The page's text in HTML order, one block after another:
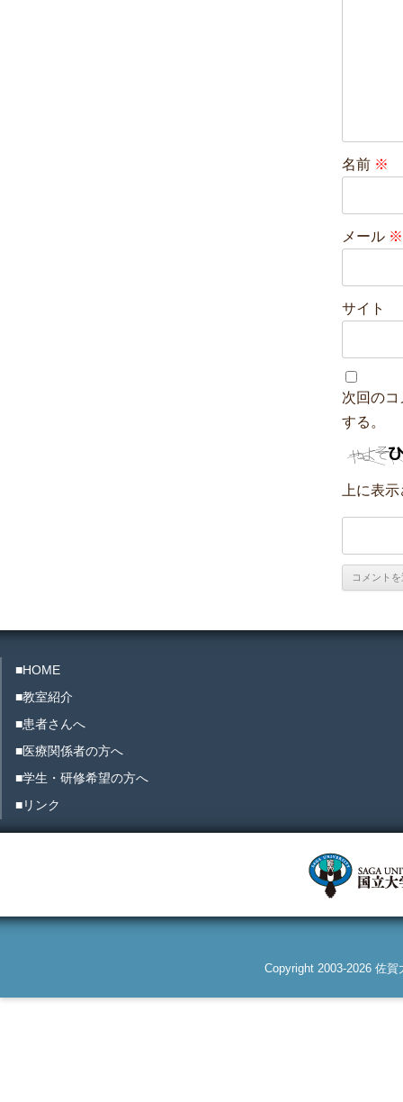
名前 ※
メール ※
サイト
次回の
する。
上に表
■HOME
■教室紹介
■患者さんへ
■医療関係者の方へ
■学生・研修希望の方へ
■リンク
Copyright 2003-2026 佐